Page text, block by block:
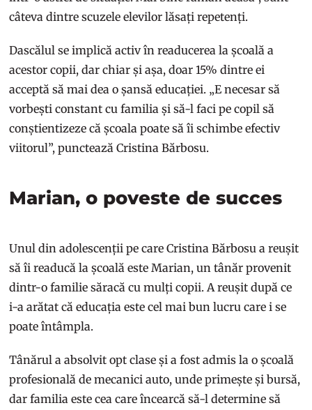
câteva dintre scuzele elevilor lăsați repetenți.
Dascălul se implică activ în readucerea la școală a
acestor copii, dar chiar și așa, doar 15% dintre ei
acceptă să mai dea o șansă educației. „E necesar să
vorbești constant cu familia și să-l faci pe copil să
conștientizeze că școala poate să îi schimbe efectiv
viitorul”, punctează Cristina Bărbosu.
Marian, o poveste de succes
Unul din adolescenții pe care Cristina Bărbosu a reușit
să îi readucă la școală este Marian, un tânăr provenit
dintr-o familie săracă cu mulți copii. A reușit după ce
i-a arătat că educația este cel mai bun lucru care i se
poate întâmpla.
Tânărul a absolvit opt clase și a fost admis la o școală
profesională de mecanici auto, unde primește și bursă,
dar familia este cea care încearcă să-l determine să